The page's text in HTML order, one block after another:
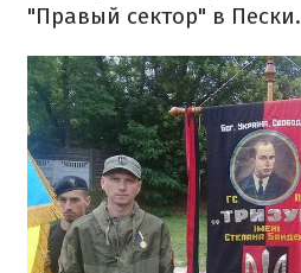
"Правый сектор" в Пески.